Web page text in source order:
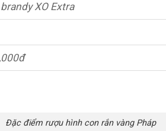
XO Extra
Đặc điểm rượu hình con rắn vàng Pháp